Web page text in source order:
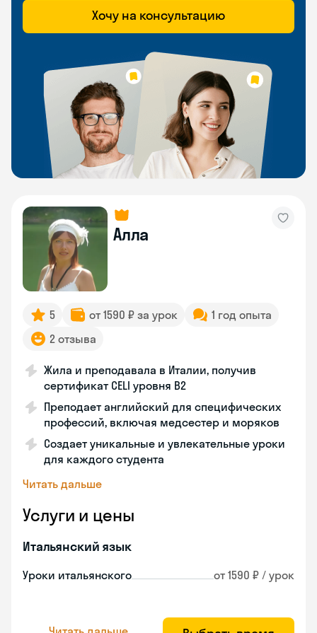
Хочу на консультацию
Алла
5 от 1590 ₽ за урок
1 год опыта
2 отзыва
Жила и преподавала в Италии, получив
сертификат CELI уровня В2
Преподает английский для специфических
профессий, включая медсестер и моряков
Создает уникальные и увлекательные уроки
для каждого студента
Читать дальше
Услуги и цены
Итальянский язык
Уроки итальянского от 1590 ₽ / урок